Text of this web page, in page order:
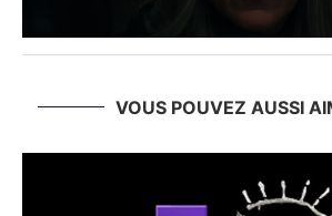
VOUS POUVEZ AUSSI